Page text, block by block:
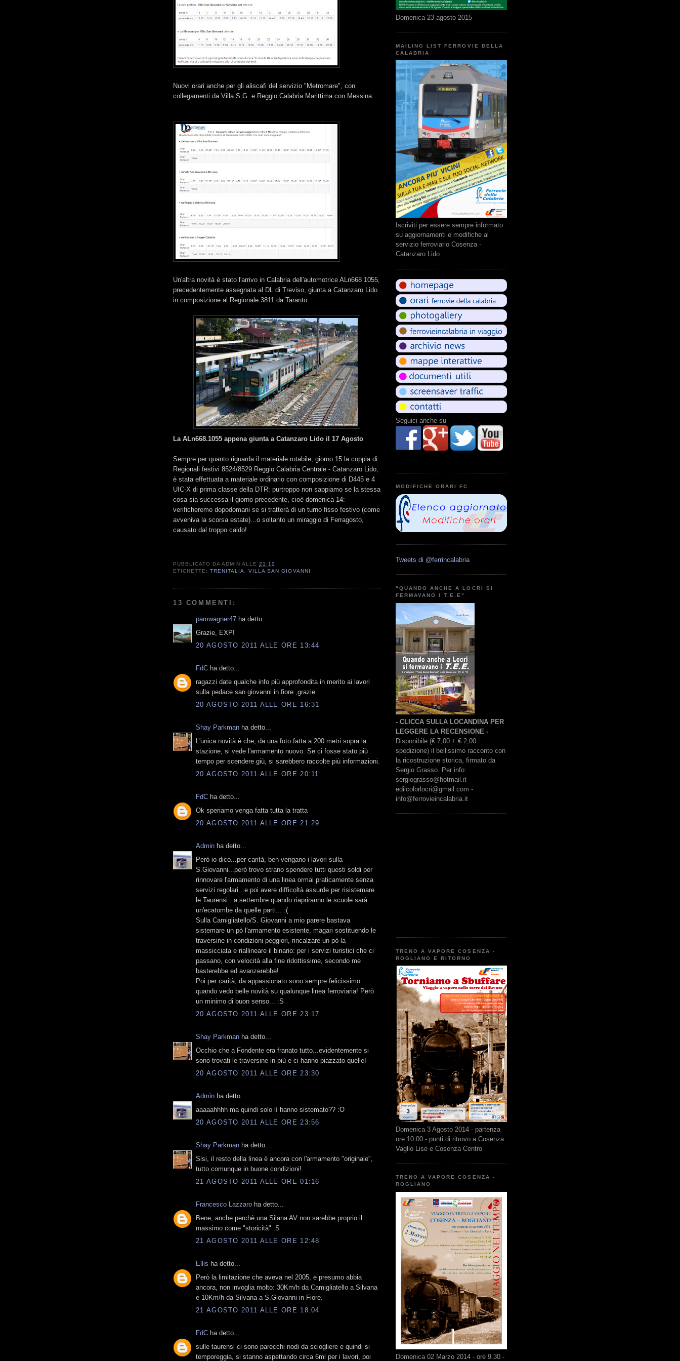
Nuovi orari anche per gli aliscafi del servizio "Metromare", con
collegamenti da Villa S.G. e Reggio Calabria Marittima con Messina:
Un'altra novità è stato l'arrivo in Calabria dell'automotrice ALn668 1055,
precedentemente assegnata al DL di Treviso, giunta a Catanzaro Lido
in composizione al Regionale 3811 da Taranto:
La ALn668.1055 appena giunta a Catanzaro Lido il 17 Agosto
Sempre per quanto riguarda il materiale rotabile, giorno 15 la coppia di
Regionali festivi 8524/8529 Reggio Calabria Centrale - Catanzaro Lido,
è stata effettuata a materiale ordinario con composizione di D445 e 4
UIC-X di prima classe della DTR: purtroppo non sappiamo se la stessa
cosa sia successa il giorno precedente, cioè domenica 14:
verificheremo dopodomani se si tratterà di un turno fisso festivo (come
avveniva la scorsa estate)...o soltanto un miraggio di Ferragosto,
causato dal troppo caldo!
PUBBLICATO DAADMIN ALLE21:12
ETICHETTE:TRENITALIA ,VILLA SAN GIOVANNI
13 COMMENTI:
pamwagner47 ha detto...
Grazie, EXP!
20 AGOSTO 2011 ALLE ORE 13:44
FdC ha detto...
ragazzi date qualche info più approfondita in merito ai lavori
sulla pedace san giovanni in fiore ,grazie
20 AGOSTO 2011 ALLE ORE 16:31
Shay Parkman ha detto...
L'unica novità è che, da una foto fatta a 200 metri sopra la
stazione, si vede l'armamento nuovo. Se ci fosse stato più
tempo per scendere giù, si sarebbero raccolte più informazioni.
20 AGOSTO 2011 ALLE ORE 20:11
FdC ha detto...
Ok speriamo venga fatta tutta la tratta
20 AGOSTO 2011 ALLE ORE 21:29
Admin ha detto...
Però io dico...per carità, ben vengano i lavori sulla
S.Giovanni...però trovo strano spendere tutti questi soldi per
rinnovare l'armamento di una linea ormai praticamente senza
servizi regolari...e poi avere difficoltà assurde per risistemare
le Taurensi...a settembre quando riapriranno le scuole sarà
un'ecatombe da quelle parti... :(
Sulla Camigliatello/S. Giovanni a mio parere bastava
sistemare un pò l'armamento esistente, magari sostituendo le
traversine in condizioni peggiori, rincalzare un pò la
massicciata e riallineare il binario: per i servizi turistici che ci
passano, con velocità alla fine ridottissime, secondo me
basterebbe ed avanzerebbe!
Poi per carità, da appassionato sono sempre felicissimo
quando vedo belle novità su qualunque linea ferroviaria! Però
un minimo di buon senso... :S
20 AGOSTO 2011 ALLE ORE 23:17
Shay Parkman ha detto...
Occhio che a Fondente era franato tutto...evidentemente si
sono trovati le traversine in più e ci hanno piazzato quelle!
20 AGOSTO 2011 ALLE ORE 23:30
Admin ha detto...
aaaaahhhh ma quindi solo lì hanno sistemato?? :O
20 AGOSTO 2011 ALLE ORE 23:56
Shay Parkman ha detto...
Sisi, il resto della linea è ancora con l'armamento "originale",
tutto comunque in buone condizioni!
21 AGOSTO 2011 ALLE ORE 01:16
Francesco Lazzaro ha detto...
Bene, anche perchè una Silana AV non sarebbe proprio il
massimo come "storicità" :S
21 AGOSTO 2011 ALLE ORE 12:48
Ellis ha detto...
Però la limitazione che aveva nel 2005, e presumo abbia
ancora, non invoglia molto: 30Km/h da Camigliatello a Silvana
e 10Km/h da Silvana a S.Giovanni in Fiore.
21 AGOSTO 2011 ALLE ORE 18:04
FdC ha detto...
sulle taurensi ci sono parecchi nodi da sciogliere e quindi si
temporeggia, si stanno aspettando circa 6ml per i lavori, poi
Domenica 23 agosto 2015
MAILING LIST FERROVIE DELLA
CALABRIA
Iscriviti per essere sempre informato
su aggiornamenti e modifiche al
servizio ferroviario Cosenza -
Catanzaro Lido
Seguici anche su
MODIFICHE ORARI FC
Tweets di @ferrincalabria
"QUANDO ANCHE A LOCRI SI
FERMAVANO I T.E.E"
- CLICCA SULLA LOCANDINA PER
LEGGERE LA RECENSIONE -
Disponibile (€ 7,00 + € 2,00
spedizione) il bellissimo racconto con
la ricostruzione storica, firmato da
Sergio Grasso. Per info:
sergiograsso@hotmail.it -
edilcolorlocri@gmail.com -
info@ferrovieincalabria.it
TRENO A VAPORE COSENZA -
ROGLIANO E RITORNO
Domenica 3 Agosto 2014 - partenza
ore 10.00 - punti di ritrovo a Cosenza
Vaglio Lise e Cosenza Centro
TRENO A VAPORE COSENZA -
ROGLIANO
Domenica 02 Marzo 2014 - ore 9.30 -